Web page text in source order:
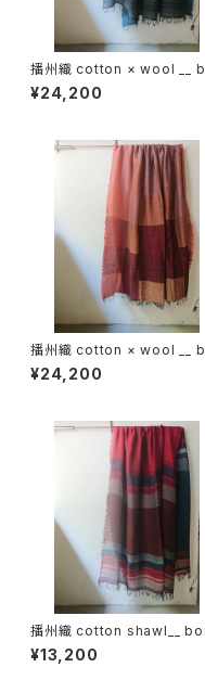
播州織 cotton × wool __
der 220-120 霧帳GK
¥24,200
播州織 cotton × wool __
ck 220-120 埋火GK
¥24,200
播州織 cotton shawl__
er 220-120 火輪GK
¥13,200